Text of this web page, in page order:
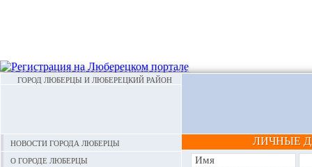
ГОРОД ЛЮБЕРЦЫ И ЛЮБЕРЕЦКИЙ РАЙОН
Новости города Люберцы
О городе Люберцы
ЛИЧНЫЕ